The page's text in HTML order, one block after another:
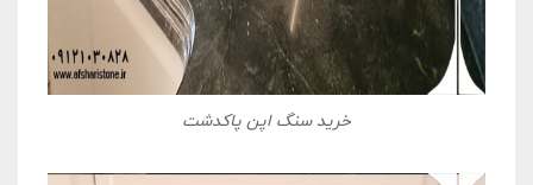
خرید سنگ اپن پاکدشت